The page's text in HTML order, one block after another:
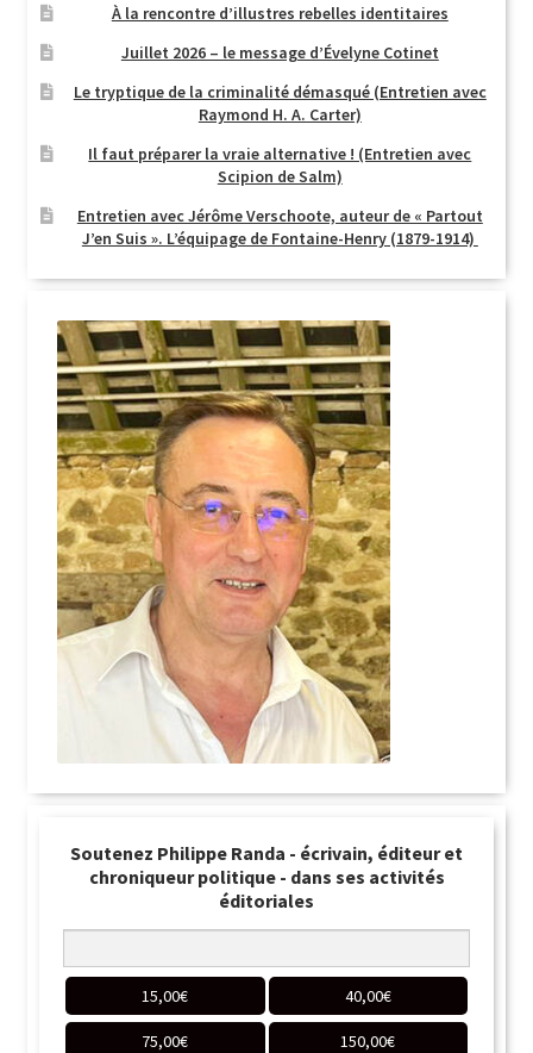
À la rencontre d’illustres rebelles identitaires
Juillet 2026 – le message d’Évelyne Cotinet
Le tryptique de la criminalité démasqué (Entretien avec
Raymond H. A. Carter)
Il faut préparer la vraie alternative ! (Entretien avec
Scipion de Salm)
Entretien avec Jérôme Verschoote, auteur de « Partout
J’en Suis ». L’équipage de Fontaine-Henry (1879-1914)
Soutenez Philippe Randa - écrivain, éditeur et
chroniqueur politique - dans ses activités
éditoriales
15,00€ 40,00€
75,00€ 150,00€